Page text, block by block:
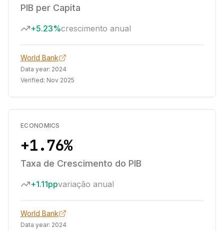
PIB per Capita
+5.23%crescimento anual
World Bank
Data year: 2024
Verified: Nov 2025
ECONOMICS
+1.76%
Taxa de Crescimento do PIB
+1.11ppvariação anual
World Bank
Data year: 2024